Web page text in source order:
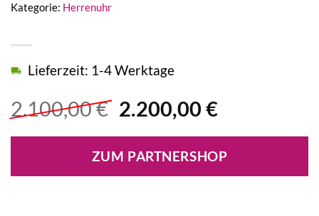
2.100,00€ Ursprünglicher
war:
2.100,00 €
2.200,00 €Aktueller
ist:
2.200,00
Lieferzeit: 1-4 Werktage
ZUM PARTNERSHOP
Kategorie: Herrenuhr